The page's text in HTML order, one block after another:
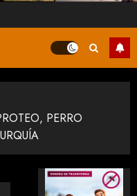
PERRO